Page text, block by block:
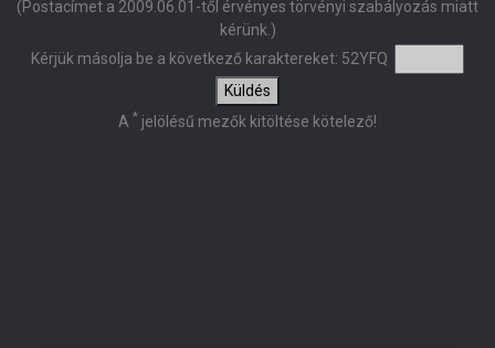
(Postacímet a 2009.06.01-től érvényes törvényi szabályozás miatt
kérünk.)
Kérjük másolja be a következő karaktereket: 52YFQ
Küldés
A * jelölésű mezők kitöltése kötelező!